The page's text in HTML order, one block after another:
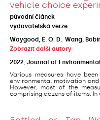
vehicle choice
původní článek
vydavatelská verze
Waygood, E. O. D.; Wang,
Zobrazit další autory
2022 Journal of
Various measures have
environmental motivation
However, most of the
comprising dozens of items. In